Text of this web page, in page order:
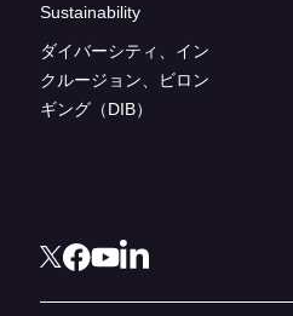
Sustainability
ダイバーシティ、イン
クルージョン、ビロン
ギング（DIB）